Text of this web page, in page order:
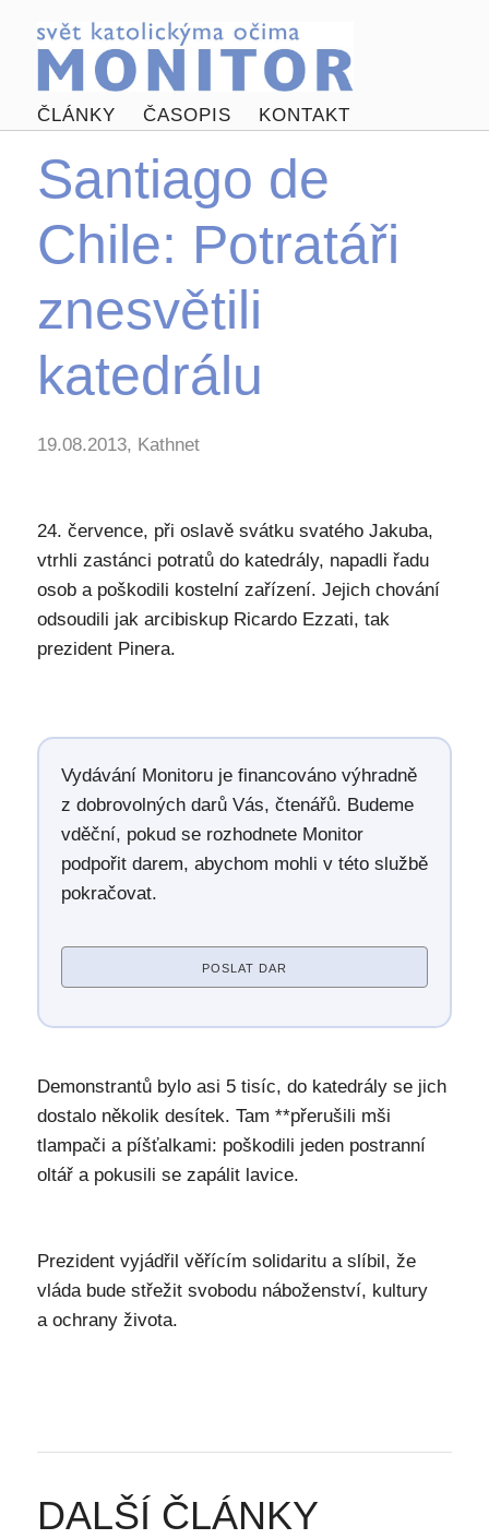
ČLÁNKY ČASOPIS KONTAKT
Santiago de
Chile: Potratáři
znesvětili
katedrálu
19.08.2013, Kathnet
24. července, při oslavě svátku svatého Jakuba,
vtrhli zastánci potratů do katedrály, napadli řadu
osob a poškodili kostelní zařízení. Jejich chování
odsoudili jak arcibiskup Ricardo Ezzati, tak
prezident Pinera.
Vydávání Monitoru je financováno výhradně
z dobrovolných darů Vás, čtenářů. Budeme
vděční, pokud se rozhodnete Monitor
podpořit darem, abychom mohli v této službě
pokračovat.
POSLAT DAR
Demonstrantů bylo asi 5 tisíc, do katedrály se jich
dostalo několik desítek. Tam **přerušili mši
tlampači a píšťalkami: poškodili jeden postranní
oltář a pokusili se zapálit lavice.
Prezident vyjádřil věřícím solidaritu a slíbil, že
vláda bude střežit svobodu náboženství, kultury
a ochrany života.
DALŠÍ ČLÁNKY